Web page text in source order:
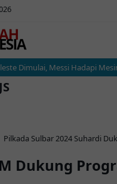
Messi Hadapi Mesin
Pilkada Sulbar 2024 Suhardi
Dukung